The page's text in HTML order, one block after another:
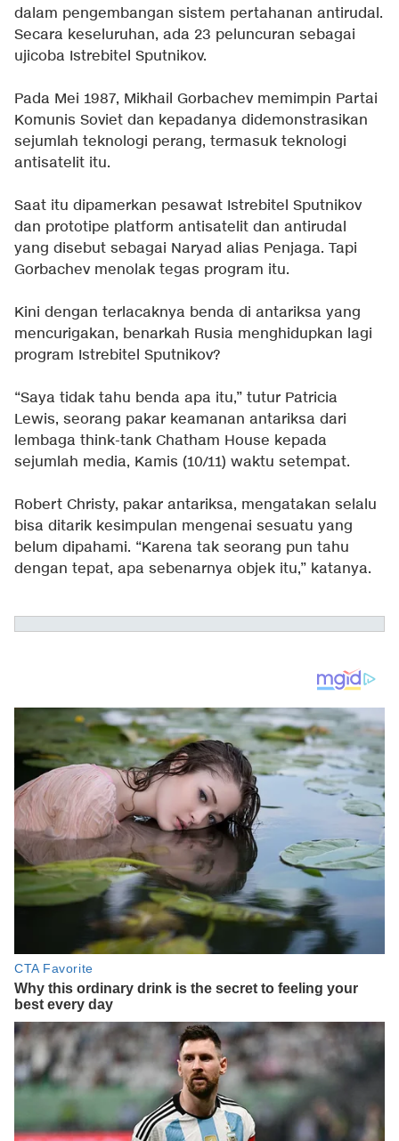
dalam pengembangan sistem pertahanan antirudal.
Secara keseluruhan, ada 23 peluncuran sebagai
ujicoba Istrebitel Sputnikov.
Pada Mei 1987, Mikhail Gorbachev memimpin Partai
Komunis Soviet dan kepadanya didemonstrasikan
sejumlah teknologi perang, termasuk teknologi
antisatelit itu.
Saat itu dipamerkan pesawat Istrebitel Sputnikov
dan prototipe platform antisatelit dan antirudal
yang disebut sebagai Naryad alias Penjaga. Tapi
Gorbachev menolak tegas program itu.
Kini dengan terlacaknya benda di antariksa yang
mencurigakan, benarkah Rusia menghidupkan lagi
program Istrebitel Sputnikov?
“Saya tidak tahu benda apa itu,” tutur Patricia
Lewis, seorang pakar keamanan antariksa dari
lembaga think-tank Chatham House kepada
sejumlah media, Kamis (10/11) waktu setempat.
Robert Christy, pakar antariksa, mengatakan selalu
bisa ditarik kesimpulan mengenai sesuatu yang
belum dipahami. “Karena tak seorang pun tahu
dengan tepat, apa sebenarnya objek itu,” katanya.